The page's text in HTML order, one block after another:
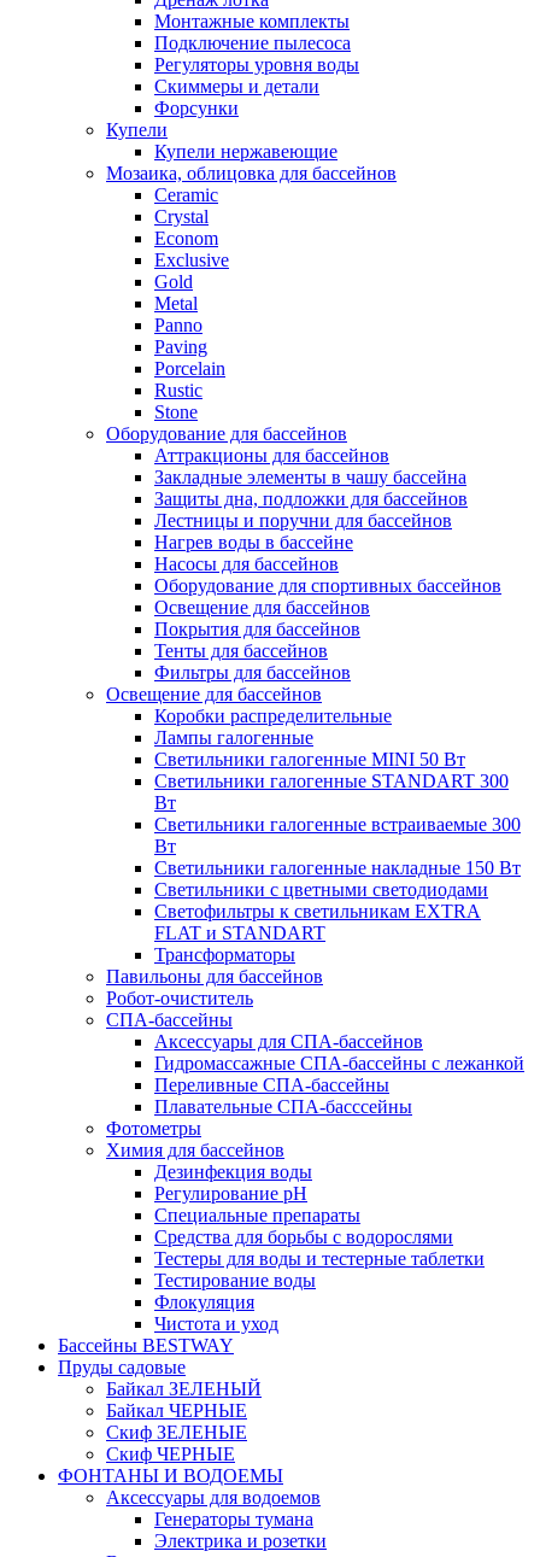
Монтажные комплекты
Подключение пылесоса
Регуляторы уровня воды
Скиммеры и детали
Форсунки
Купели
Купели нержавеющие
Мозаика, облицовка для бассейнов
Ceramic
Crystal
Econom
Exclusive
Gold
Metal
Panno
Paving
Porcelain
Rustic
Stone
Оборудование для бассейнов
Аттракционы для бассейнов
Закладные элементы в чашу бассейна
Защиты дна, подложки для бассейнов
Лестницы и поручни для бассейнов
Нагрев воды в бассейне
Насосы для бассейнов
Оборудование для спортивных бассейнов
Освещение для бассейнов
Покрытия для бассейнов
Тенты для бассейнов
Фильтры для бассейнов
Освещение для бассейнов
Коробки распределительные
Лампы галогенные
Светильники галогенные MINI 50 Вт
Светильники галогенные STANDART 300
Вт
Светильники галогенные встраиваемые 300
Вт
Светильники галогенные накладные 150 Вт
Светильники с цветными светодиодами
Светофильтры к светильникам EXTRA
FLAT и STANDART
Трансформаторы
Павильоны для бассейнов
Робот-очиститель
СПА-бассейны
Аксессуары для СПА-бассейнов
Гидромассажные СПА-бассейны с лежанкой
Переливные СПА-бассейны
Плавательные СПА-басссейны
Фотометры
Химия для бассейнов
Дезинфекция воды
Регулирование pH
Специальные препараты
Средства для борьбы с водорослями
Тестеры для воды и тестерные таблетки
Тестирование воды
Флокуляция
Чистота и уход
Бассейны BESTWAY
Пруды садовые
Байкал ЗЕЛЕНЫЙ
Байкал ЧЕРНЫЕ
Скиф ЗЕЛЕНЫЕ
Скиф ЧЕРНЫЕ
ФОНТАНЫ И ВОДОЕМЫ
Аксессуары для водоемов
Генераторы тумана
Электрика и розетки